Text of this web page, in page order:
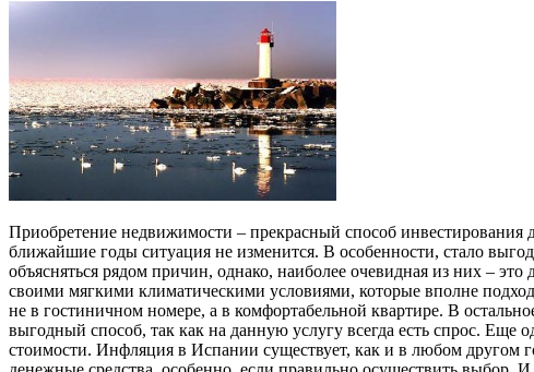
Приобретение недвижимости – прекрасный способ инвестирования
ближайшие годы ситуация не изменится. В особенности, стало
объясняться рядом причин, однако, наиболее очевидная из них –
своими мягкими климатическими условиями, которые вполне
не в гостиничном номере, а в комфортабельной квартире. В
выгодный способ, так как на данную услугу всегда есть спрос. Еще
стоимости. Инфляция в Испании существует, как и в любом другом